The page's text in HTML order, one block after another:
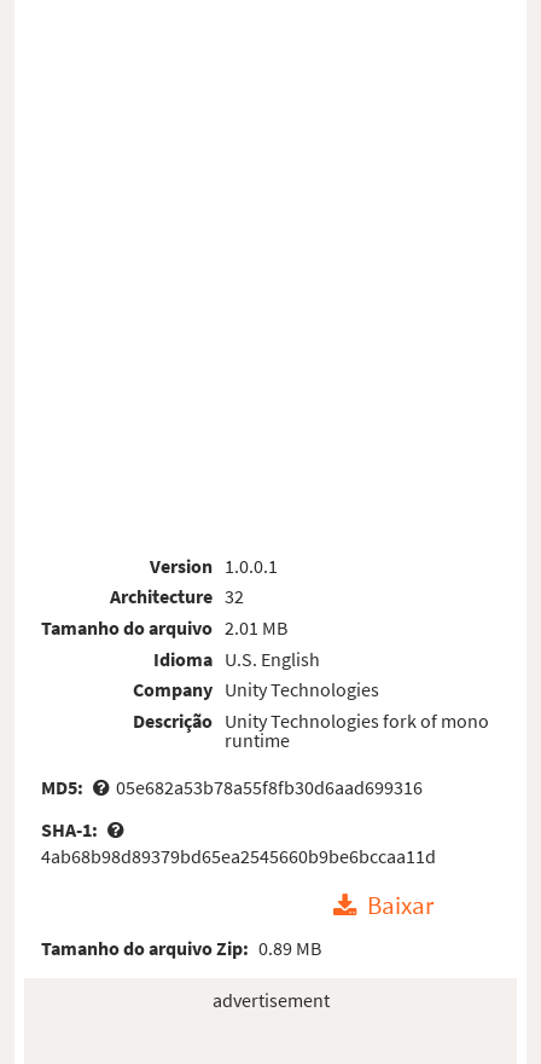
Version
Architecture
Tamanho do arquivo
Idioma
Company
Descrição
1.0.0.1
32
2.01 MB
U.S. English
Unity Technologies
Unity Technologies fork of mono
runtime
MD5:
05e682a53b78a55f8fb30d6aad699316
SHA-1:
4ab68b98d89379bd65ea2545660b9be6bccaa11d
Baixar
Tamanho do arquivo Zip: 0.89 MB
advertisement